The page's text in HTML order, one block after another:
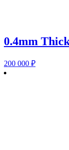
0.4mm
200 000 ₽